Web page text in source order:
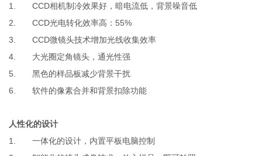
1. CCD相机制冷效果好，暗电流低，背景噪音低
2. CCD光电转化效率高：55%
3. CCD微镜头技术增加光线收集效率
4. 大光圈定角镜头，通光性强
5.黑色的样品板减少背景干扰
6.软件的像素合并和背景扣除功能
人性化的设计
1.一体化的设计，内置平板电脑控制